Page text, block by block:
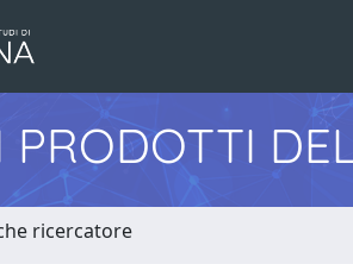
ricercatore